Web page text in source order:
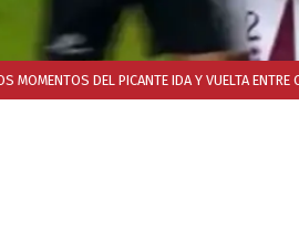
MOMENTOS DEL PICANTE IDA Y VUELTA ENTRE